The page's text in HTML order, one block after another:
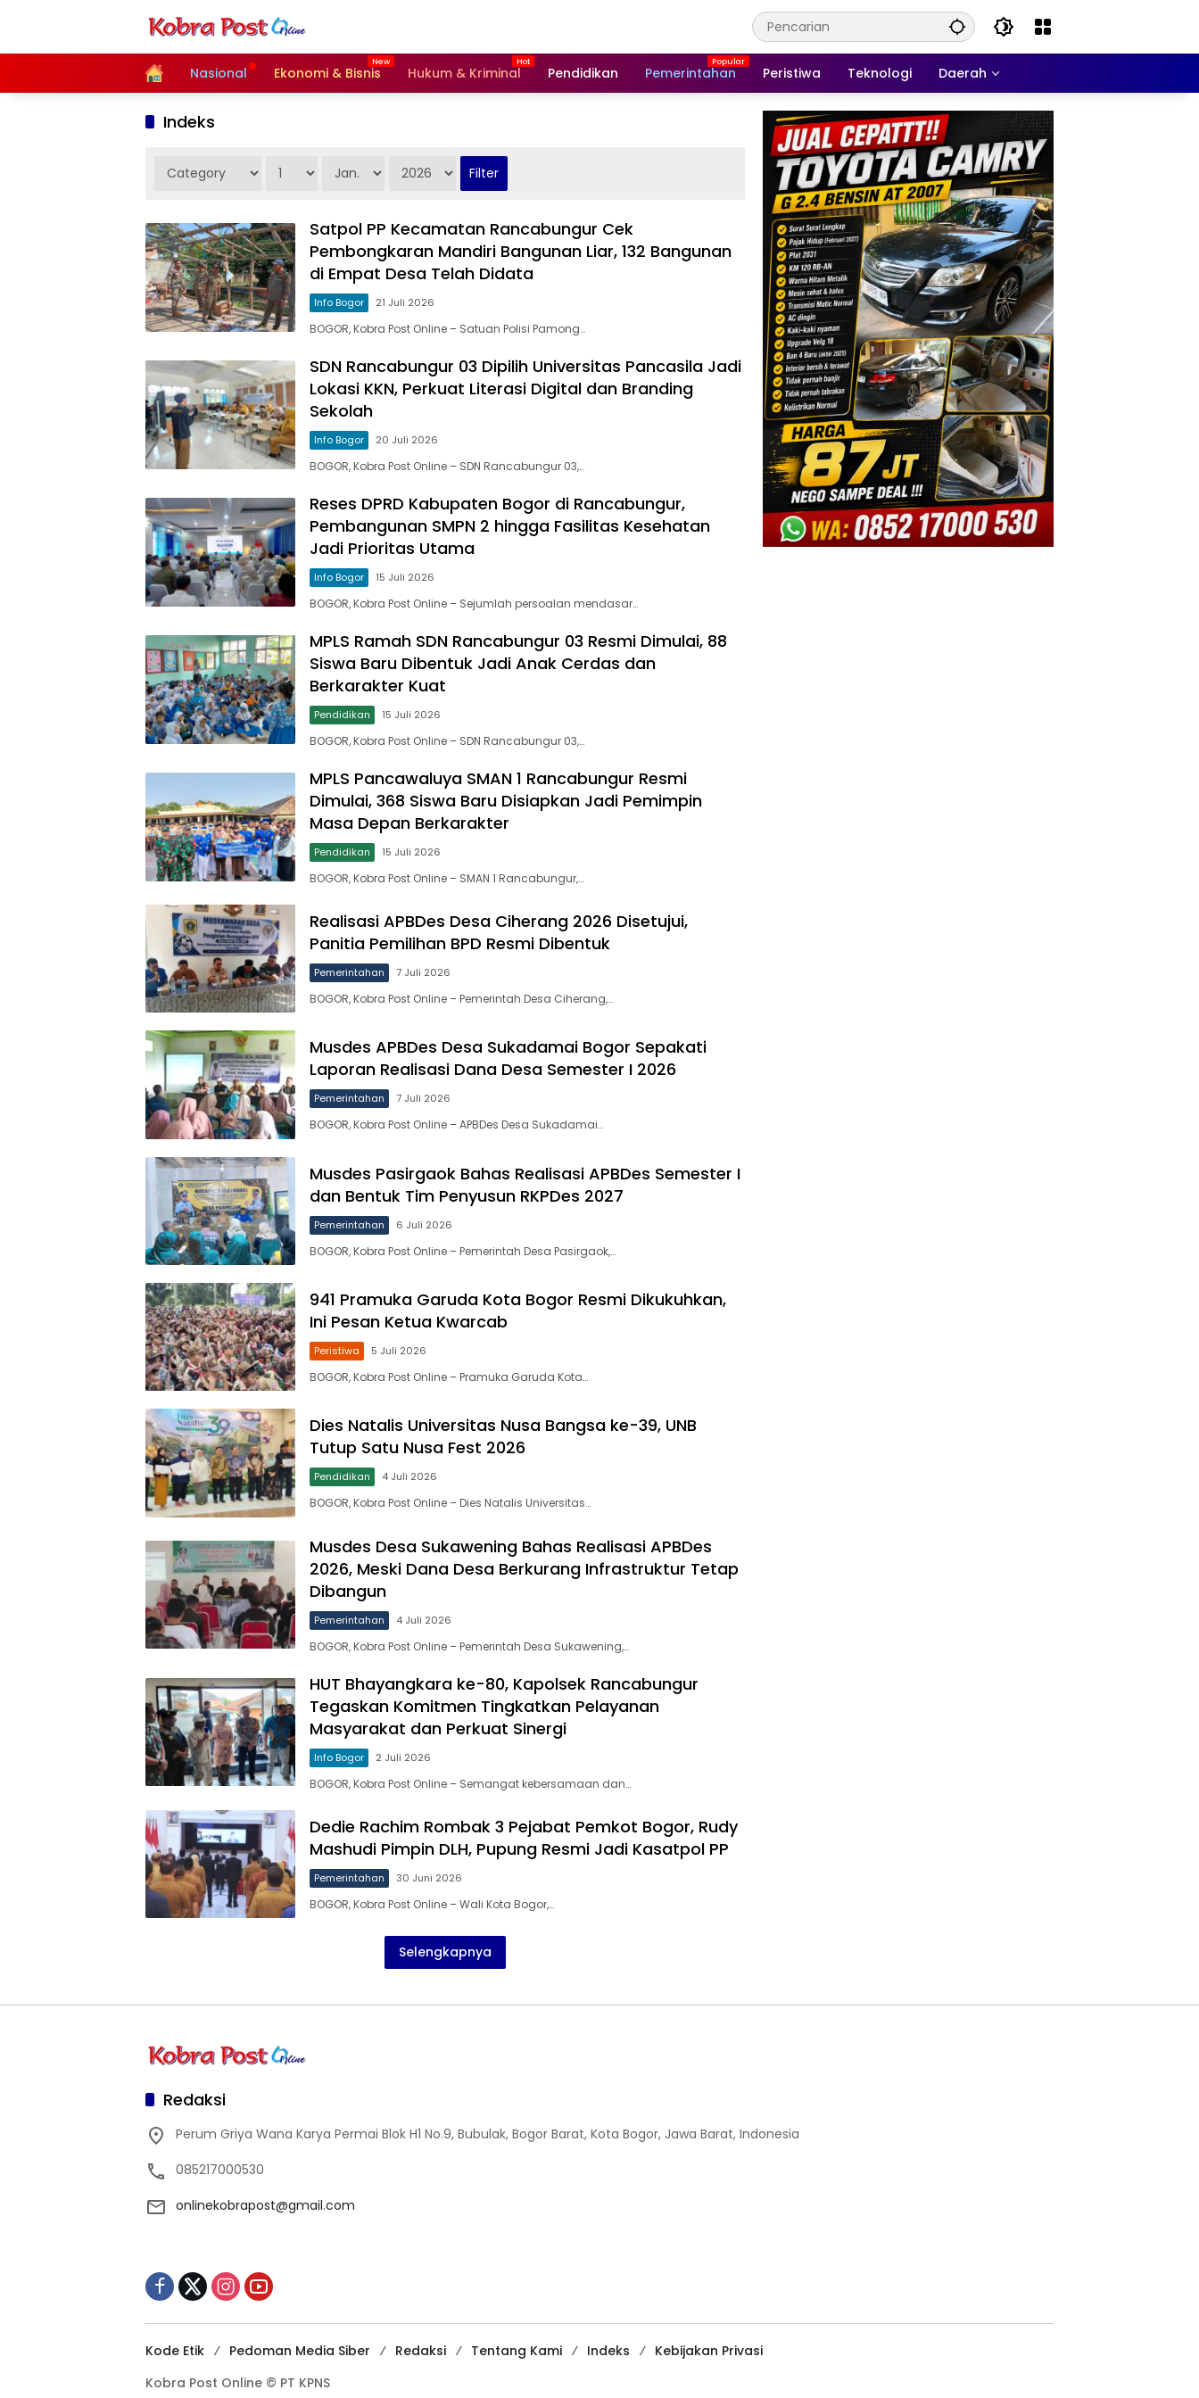
HomeNasional Ekonomi & Bisnis Hukum & Kriminal Pendidikan Pemerintahan Peristiwa Teknologi Daerah
Indeks
Satpol PP Kecamatan Rancabungur Cek
Pembongkaran Mandiri Bangunan Liar, 132 Bangunan
di Empat Desa Telah Didata
Info Bogor 21 Juli 2026
BOGOR, Kobra Post Online – Satuan Polisi Pamong…
SDN Rancabungur 03 Dipilih Universitas Pancasila Jadi
Lokasi KKN, Perkuat Literasi Digital dan Branding
Sekolah
Info Bogor 20 Juli 2026
BOGOR, Kobra Post Online – SDN Rancabungur 03,…
Reses DPRD Kabupaten Bogor di Rancabungur,
Pembangunan SMPN 2 hingga Fasilitas Kesehatan
Jadi Prioritas Utama
Info Bogor 15 Juli 2026
BOGOR, Kobra Post Online – Sejumlah persoalan mendasar…
MPLS Ramah SDN Rancabungur 03 Resmi Dimulai, 88
Siswa Baru Dibentuk Jadi Anak Cerdas dan
Berkarakter Kuat
Pendidikan 15 Juli 2026
BOGOR, Kobra Post Online – SDN Rancabungur 03,…
MPLS Pancawaluya SMAN 1 Rancabungur Resmi
Dimulai, 368 Siswa Baru Disiapkan Jadi Pemimpin
Masa Depan Berkarakter
Pendidikan 15 Juli 2026
BOGOR, Kobra Post Online – SMAN 1 Rancabungur,…
Realisasi APBDes Desa Ciherang 2026 Disetujui,
Panitia Pemilihan BPD Resmi Dibentuk
Pemerintahan 7 Juli 2026
BOGOR, Kobra Post Online – Pemerintah Desa Ciherang,…
Musdes APBDes Desa Sukadamai Bogor Sepakati
Laporan Realisasi Dana Desa Semester I 2026
Pemerintahan 7 Juli 2026
BOGOR, Kobra Post Online – APBDes Desa Sukadamai…
Musdes Pasirgaok Bahas Realisasi APBDes Semester I
dan Bentuk Tim Penyusun RKPDes 2027
Pemerintahan 6 Juli 2026
BOGOR, Kobra Post Online – Pemerintah Desa Pasirgaok,…
941 Pramuka Garuda Kota Bogor Resmi Dikukuhkan,
Ini Pesan Ketua Kwarcab
Peristiwa 5 Juli 2026
BOGOR, Kobra Post Online – Pramuka Garuda Kota…
Dies Natalis Universitas Nusa Bangsa ke-39, UNB
Tutup Satu Nusa Fest 2026
Pendidikan 4 Juli 2026
BOGOR, Kobra Post Online – Dies Natalis Universitas…
Musdes Desa Sukawening Bahas Realisasi APBDes
2026, Meski Dana Desa Berkurang Infrastruktur Tetap
Dibangun
Pemerintahan 4 Juli 2026
BOGOR, Kobra Post Online – Pemerintah Desa Sukawening,…
HUT Bhayangkara ke-80, Kapolsek Rancabungur
Tegaskan Komitmen Tingkatkan Pelayanan
Masyarakat dan Perkuat Sinergi
Info Bogor 2 Juli 2026
BOGOR, Kobra Post Online – Semangat kebersamaan dan…
Dedie Rachim Rombak 3 Pejabat Pemkot Bogor, Rudy
Mashudi Pimpin DLH, Pupung Resmi Jadi Kasatpol PP
Pemerintahan 30 Juni 2026
BOGOR, Kobra Post Online – Wali Kota Bogor,…
Selengkapnya
Redaksi
Perum Griya Wana Karya Permai Blok H1 No.9, Bubulak, Bogor Barat, Kota Bogor, Jawa Barat, Indonesia
085217000530
onlinekobrapost@gmail.com
Kode Etik Pedoman Media Siber Redaksi Tentang Kami Indeks
Kebijakan Privasi
Kobra Post Online © PT KPNS